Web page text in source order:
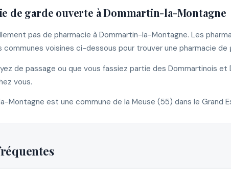
de garde ouverte à Dommartin-la-Montagne
pas de pharmacie à Dommartin-la-Montagne. Les
communes voisines ci-dessous pour trouver une pharmacie de
de passage ou que vous fassiez partie des Dommartinois
vous.
Montagne est une commune de la Meuse (55) dans le Grand